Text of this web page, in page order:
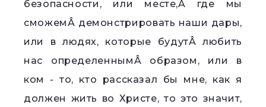
безопасности, или месте,Â где мы
сможемÂ демонстрировать наши дары,
или в людях, которые будутÂ любить
нас определеннымÂ образом, или в
ком - то, кто рассказал бы мне, как я
должен жить во Христе, то это значит,